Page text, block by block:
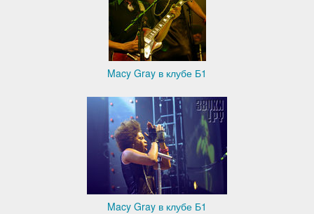
Macy Gray в клубе Б1
Macy Gray в клубе Б1